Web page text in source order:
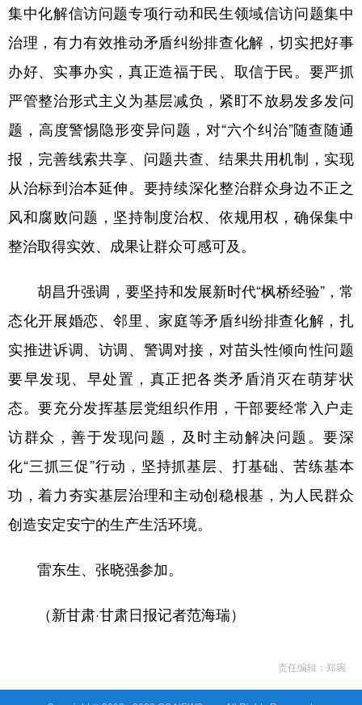
集中化解信访问题专项行动和民生领域信访问题集中
治理，有力有效推动矛盾纠纷排查化解，切实把好事
办好、实事办实，真正造福于民、取信于民。要严抓
严管整治形式主义为基层减负，紧盯不放易发多发问
题，高度警惕隐形变异问题，对“六个纠治”随查随通
报，完善线索共享、问题共查、结果共用机制，实现
从治标到治本延伸。要持续深化整治群众身边不正之
风和腐败问题，坚持制度治权、依规用权，确保集中
整治取得实效、成果让群众可感可及。
胡昌升强调，要坚持和发展新时代“枫桥经验”，常
态化开展婚恋、邻里、家庭等矛盾纠纷排查化解，扎
实推进诉调、访调、警调对接，对苗头性倾向性问题
要早发现、早处置，真正把各类矛盾消灭在萌芽状
态。要充分发挥基层党组织作用，干部要经常入户走
访群众，善于发现问题，及时主动解决问题。要深
化“三抓三促”行动，坚持抓基层、打基础、苦练基本
功，着力夯实基层治理和主动创稳根基，为人民群众
创造安定安宁的生产生活环境。
雷东生、张晓强参加。
（新甘肃·甘肃日报记者范海瑞）
责任编辑：郑琬